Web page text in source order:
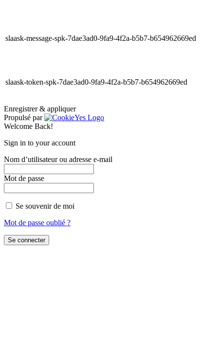
slaask-message-spk-7dae3ad0-9fa9-4f2a-b5b7-b654962669ed
slaask-token-spk-7dae3ad0-9fa9-4f2a-b5b7-b654962669ed
Enregistrer & appliquer
Propulsé par
Welcome Back!
Sign in to your account
Nom d’utilisateur ou adresse e-mail
Mot de passe
Se souvenir de moi
Mot de passe oublié ?